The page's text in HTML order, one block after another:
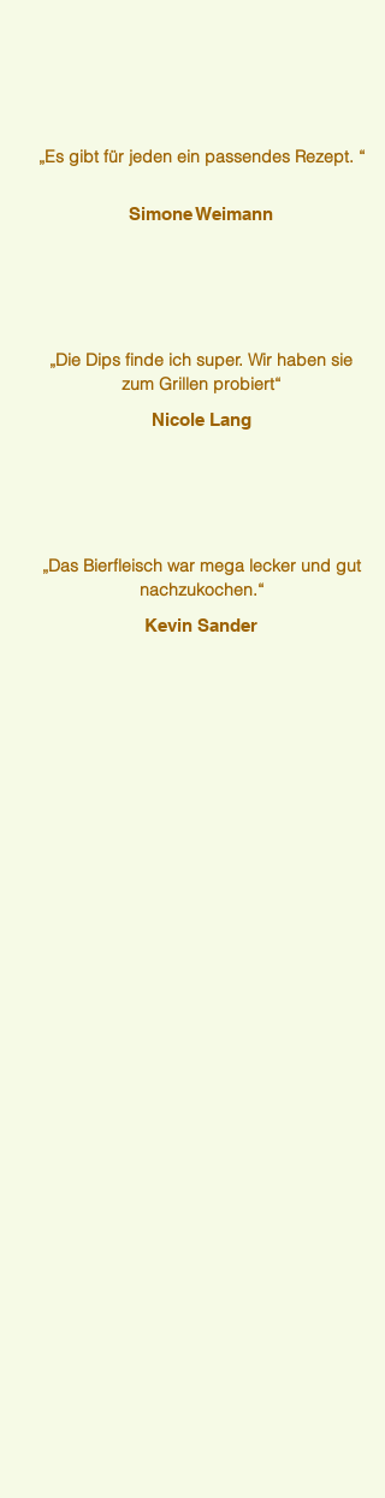
„Es gibt für jeden ein passendes Rezept. “
Simone Weimann
„Die Dips finde ich super. Wir haben sie
zum Grillen probiert“
Nicole Lang
„Das Bierfleisch war mega lecker und gut
nachzukochen.“
Kevin Sander